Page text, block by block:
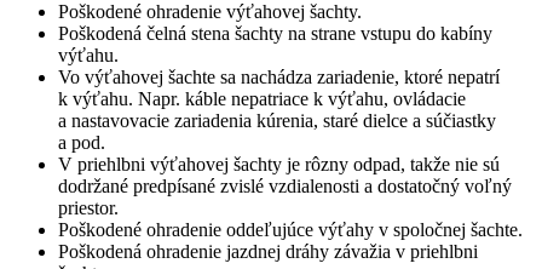
Poškodené ohradenie výťahovej šachty.
Poškodená čelná stena šachty na strane vstupu do kabíny
výťahu.
Vo výťahovej šachte sa nachádza zariadenie, ktoré nepatrí
k výťahu. Napr. káble nepatriace k výťahu, ovládacie
a nastavovacie zariadenia kúrenia, staré dielce a súčiastky
a pod.
V priehlbni výťahovej šachty je rôzny odpad, takže nie sú
dodržané predpísané zvislé vzdialenosti a dostatočný voľný
priestor.
Poškodené ohradenie oddeľujúce výťahy v spoločnej šachte.
Poškodená ohradenie jazdnej dráhy závažia v priehlbni